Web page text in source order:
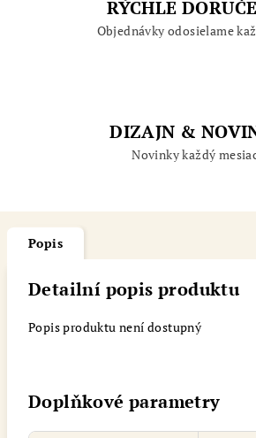
RÝCHLE
Objednávky odosielame
DIZAJN &
Novinky každý
Popis
Detailní popis produktu
Popis produktu není dostupný
Doplňkové parametry